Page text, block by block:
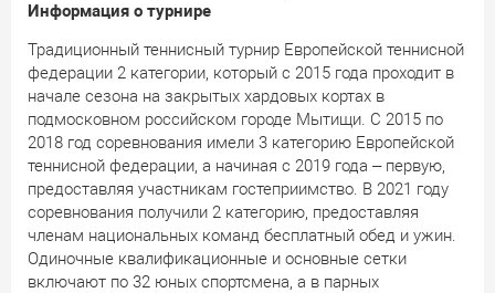
Информация о турнире
Традиционный теннисный турнир Европейской теннисной
федерации 2 категории, который с 2015 года проходит в
начале сезона на закрытых хардовых кортах в
подмосковном российском городе Мытищи. С 2015 по
2018 год соревнования имели 3 категорию Европейской
теннисной федерации, а начиная с 2019 года – первую,
предоставляя участникам гостеприимство. В 2021 году
соревнования получили 2 категорию, предоставляя
членам национальных команд бесплатный обед и ужин.
Одиночные квалификационные и основные сетки
включают по 32 юных спортсмена, а в парных